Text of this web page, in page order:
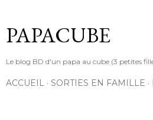
PAPACUBE
Le blog BD d'un papa au cube (3 petites
ACCUEIL SORTIES EN FAMILLE